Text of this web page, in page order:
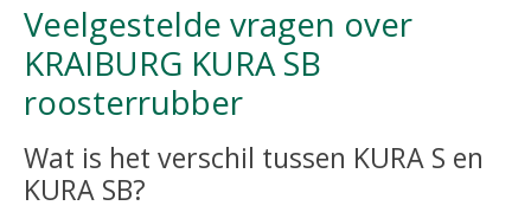
Veelgestelde vragen over
KRAIBURG KURA SB
roosterrubber
Wat is het verschil tussen KURA S en
KURA SB?